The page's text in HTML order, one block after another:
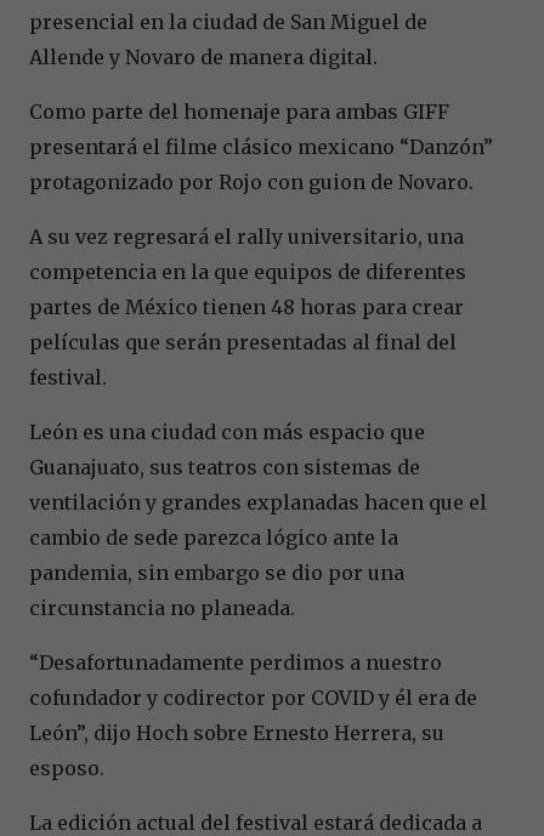
presencial en la ciudad de San Miguel de
Allende y Novaro de manera digital.
Como parte del homenaje para ambas GIFF
presentará el filme clásico mexicano “Danzón”
protagonizado por Rojo con guion de Novaro.
A su vez regresará el rally universitario, una
competencia en la que equipos de diferentes
partes de México tienen 48 horas para crear
películas que serán presentadas al final del
festival.
León es una ciudad con más espacio que
Guanajuato, sus teatros con sistemas de
ventilación y grandes explanadas hacen que el
cambio de sede parezca lógico ante la
pandemia, sin embargo se dio por una
circunstancia no planeada.
“Desafortunadamente perdimos a nuestro
cofundador y codirector por COVID y él era de
León”, dijo Hoch sobre Ernesto Herrera, su
esposo.
La edición actual del festival estará dedicada a